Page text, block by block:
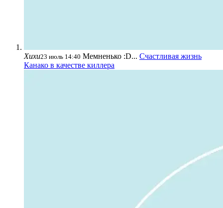
Хихи23 июль 14:40 Мемненько :D... Счастливая жизнь
Канако в качестве киллера